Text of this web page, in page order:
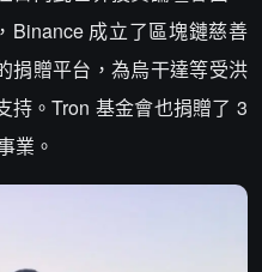
Binance 成立了區塊鏈慈善
捐贈平台，為烏干達等受洪
持。Tron 基金會也捐贈了 3
業。